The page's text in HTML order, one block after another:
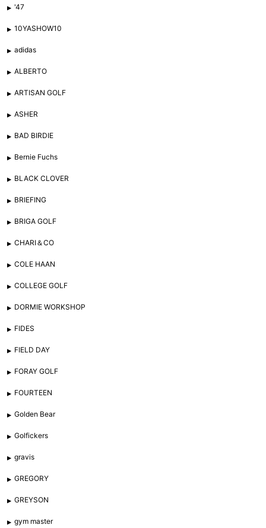
'47
10YASHOW10
adidas
ALBERTO
ARTISAN GOLF
ASHER
BAD BIRDIE
Bernie Fuchs
BLACK CLOVER
BRIEFING
BRIGA GOLF
CHARI＆CO
COLE HAAN
COLLEGE GOLF
DORMIE WORKSHOP
FIDES
FIELD DAY
FORAY GOLF
FOURTEEN
Golden Bear
Golfickers
gravis
GREGORY
GREYSON
gym master